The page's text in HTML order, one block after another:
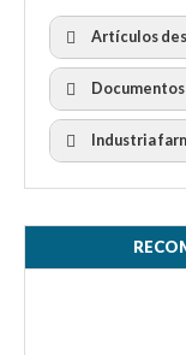
Artículos
Industria